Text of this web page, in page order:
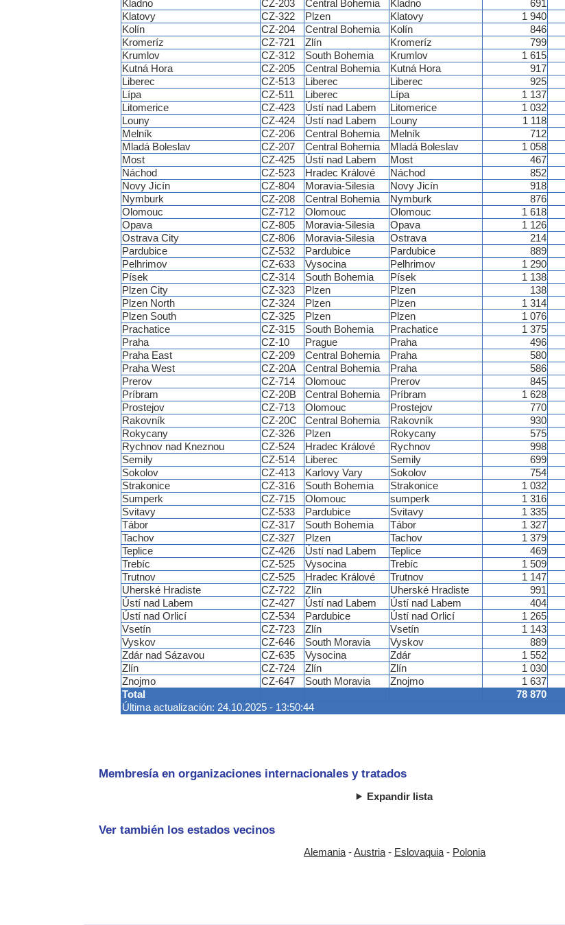
Total 78 870
Última actualización: 24.10.2025 - 13:50:44
Kladno
CZ-203 Central Bohemia Kladno 691
Klatovy
CZ-322 Plzen Klatovy 1 940
Kolín
CZ-204 Central Bohemia Kolín 846
Kromeríz
CZ-721 Zlín Kromeríz 799
Krumlov
CZ-312 South Bohemia Krumlov 1 615
Kutná Hora
CZ-205 Central Bohemia Kutná Hora 917
Liberec
CZ-513 Liberec Liberec 925
Lípa
CZ-511 Liberec Lípa 1 137
Litomerice
CZ-423 Ústí nad Labem Litomerice 1 032
Louny
CZ-424 Ústí nad Labem Louny 1 118
Melník
CZ-206 Central Bohemia Melník 712
Mladá Boleslav
CZ-207 Central Bohemia Mladá Boleslav 1 058
Most
CZ-425 Ústí nad Labem Most 467
Náchod
CZ-523 Hradec Králové Náchod 852
Novy Jicín
CZ-804 Moravia-Silesia Novy Jicín 918
Nymburk
CZ-208 Central Bohemia Nymburk 876
Olomouc
CZ-712 Olomouc Olomouc 1 618
Opava
CZ-805 Moravia-Silesia Opava 1 126
Ostrava City
CZ-806 Moravia-Silesia Ostrava 214
Pardubice
CZ-532 Pardubice Pardubice 889
Pelhrimov
CZ-633 Vysocina Pelhrimov 1 290
Písek
CZ-314 South Bohemia Písek 1 138
Plzen City
CZ-323 Plzen Plzen 138
Plzen North
CZ-324 Plzen Plzen 1 314
Plzen South
CZ-325 Plzen Plzen 1 076
Prachatice
CZ-315 South Bohemia Prachatice 1 375
Praha
CZ-10 Prague Praha 496
Praha East
CZ-209 Central Bohemia Praha 580
Praha West
CZ-20A Central Bohemia Praha 586
Prerov
CZ-714 Olomouc Prerov 845
Príbram
CZ-20B Central Bohemia Príbram 1 628
Prostejov
CZ-713 Olomouc Prostejov 770
Rakovník
CZ-20C Central Bohemia Rakovník 930
Rokycany
CZ-326 Plzen Rokycany 575
Rychnov nad Kneznou
CZ-524 Hradec Králové Rychnov 998
Semily
CZ-514 Liberec Semily 699
Sokolov
CZ-413 Karlovy Vary Sokolov 754
Strakonice
CZ-316 South Bohemia Strakonice 1 032
Sumperk
CZ-715 Olomouc sumperk 1 316
Svitavy
CZ-533 Pardubice Svitavy 1 335
Tábor
CZ-317 South Bohemia Tábor 1 327
Tachov
CZ-327 Plzen Tachov 1 379
Teplice
CZ-426 Ústí nad Labem Teplice 469
Trebíc
CZ-525 Vysocina Trebíc 1 509
Trutnov
CZ-525 Hradec Králové Trutnov 1 147
Uherské Hradiste
CZ-722 Zlín Uherské Hradiste 991
Ústí nad Labem
CZ-427 Ústí nad Labem Ústí nad Labem 404
Ústí nad Orlicí
CZ-534 Pardubice Ústí nad Orlicí 1 265
Vsetín
CZ-723 Zlín Vsetín 1 143
Vyskov
CZ-646 South Moravia Vyskov 889
Zdár nad Sázavou
CZ-635 Vysocina Zdár 1 552
Zlín
CZ-724 Zlín Zlín 1 030
Znojmo
CZ-647 South Moravia Znojmo 1 637
Membresía en organizaciones internacionales y tratados
Expandir lista
Ver también los estados vecinos
Alemania-Austria- Eslovaquia- Polonia